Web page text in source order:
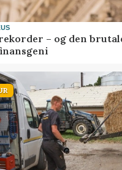
– og den